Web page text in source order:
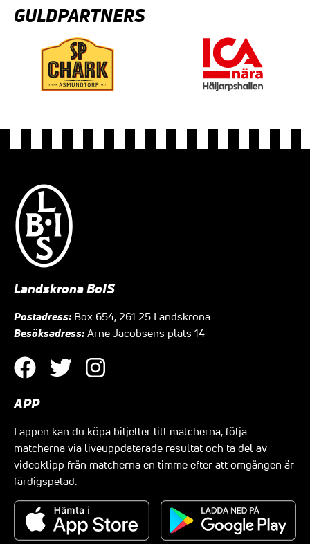
GULDPARTNERS
Landskrona BoIS
Postadress: Box 654, 261 25 Landskrona
Besöksadress: Arne Jacobsens plats 14
APP
I appen kan du köpa biljetter till matcherna, följa
matcherna via liveuppdaterade resultat och ta del av
videoklipp från matcherna en timme efter att omgången är
färdigspelad.